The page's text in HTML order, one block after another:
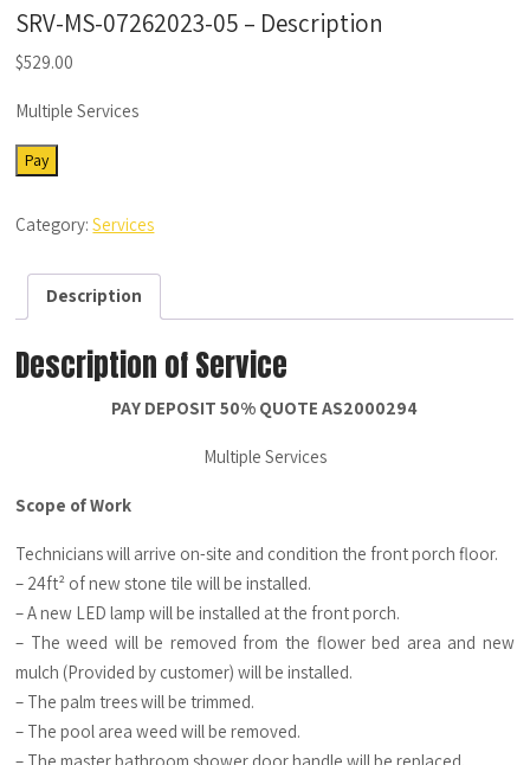
SRV-MS-07262023-05 – Description
$529.00
Multiple Services
SRV-
MS-
05
Description
Pay
Category:Services
Description
Description of Service
PAY DEPOSIT 50% QUOTE AS2000294
Multiple Services
Scope of Work
Technicians will arrive on-site and condition the front porch floor.
– 24ft² of new stone tile will be installed.
– A new LED lamp will be installed at the front porch.
– The weed will be removed from the flower bed area and new
mulch (Provided by customer) will be installed.
– The palm trees will be trimmed.
– The pool area weed will be removed.